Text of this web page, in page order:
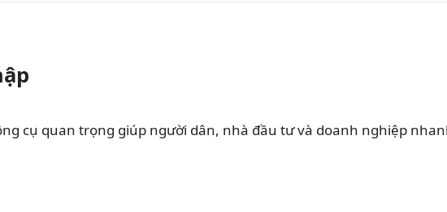
cụ quan trọng giúp người dân, nhà đầu tư và doanh nghiệp